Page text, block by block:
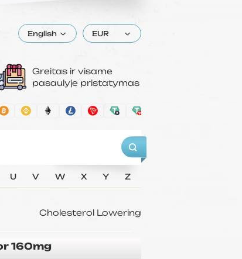
English EUR
Greitas ir visame
pasaulyje pristatymas
U V W X Y Z
Cholesterol Lowering
160mg